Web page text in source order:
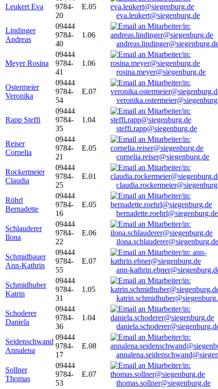
Leukert Eva
9784-
20
E.05
eva.leukert@siegenburg.de
Lindinger
Andreas
09444
9784-
40
1.06
Meyer Rosina
09444
9784-
41
1.06
rosina.meyer@siegenburg.de
Ostermeier
Veronika
09444
9784-
54
E.07
Rapp Steffi
09444
9784-
35
1.04
steffi.rapp@siegenburg.de
Reiser
Cornelia
09444
9784-
21
E.05
cornelia.reiser@siegenburg.de
Rockermeier
Claudia
09444
9784-
25
E.01
Röhrl
Bernadette
09444
9784-
16
E.05
bernadette.roehrl@siegenburg.de
Schlauderer
Ilona
09444
9784-
22
E.06
ilona.schlauderer@siegenburg.de
Schmidbauer
Ann-Kathrin
09444
9784-
55
E.07
ann-
Schmidhuber
Katrin
09444
9784-
31
1.05
Schoderer
Daniela
09444
9784-
36
1.04
Seidenschwand
Annalena
09444
9784-
17
E.08
Sollner
Thomas
09444
9784-
53
E.07
thomas.sollner@siegenburg.de